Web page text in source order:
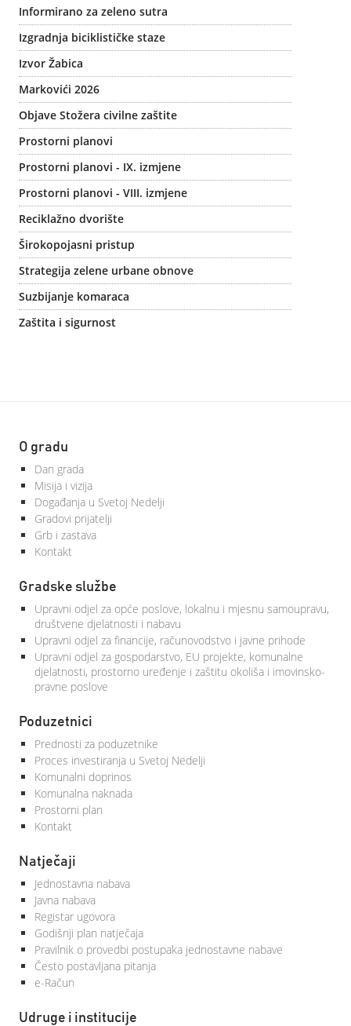
Informirano za zeleno sutra
Izgradnja biciklističke staze
Izvor Žabica
Markovići 2026
Objave Stožera civilne zaštite
Prostorni planovi
Prostorni planovi - IX. izmjene
Prostorni planovi - VIII. izmjene
Reciklažno dvorište
Širokopojasni pristup
Strategija zelene urbane obnove
Suzbijanje komaraca
Zaštita i sigurnost
O gradu
Dan grada
Misija i vizija
Događanja u Svetoj Nedelji
Gradovi prijatelji
Grb i zastava
Kontakt
Gradske službe
Upravni odjel za opće poslove, lokalnu i mjesnu samoupravu,
društvene djelatnosti i nabavu
Upravni odjel za financije, računovodstvo i javne prihode
Upravni odjel za gospodarstvo, EU projekte, komunalne
djelatnosti, prostorno uređenje i zaštitu okoliša i imovinsko-
pravne poslove
Poduzetnici
Prednosti za poduzetnike
Proces investiranja u Svetoj Nedelji
Komunalni doprinos
Komunalna naknada
Prostorni plan
Kontakt
Natječaji
Jednostavna nabava
Javna nabava
Registar ugovora
Godišnji plan natječaja
Pravilnik o provedbi postupaka jednostavne nabave
Često postavljana pitanja
e-Račun
Udruge i institucije